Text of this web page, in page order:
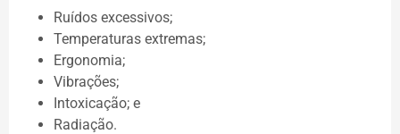
Ruídos excessivos;
Temperaturas extremas;
Ergonomia;
Vibrações;
Intoxicação; e
Radiação.